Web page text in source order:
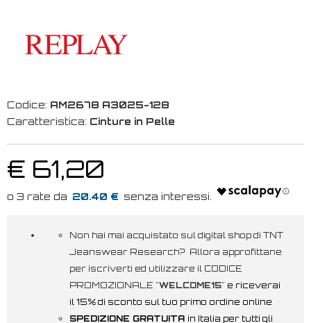
Codice: AM2678 A3025-128
Caratteristica: Cinture in Pelle
€ 61,20
20.40 €
Non hai mai acquistato sul digital shop di TNT
Jeanswear Research? Allora approfittane
per iscriverti ed utilizzare il CODICE
PROMOZIONALE "WELCOME15" e riceverai
il 15% di sconto sul tuo primo ordine online
SPEDIZIONE GRATUITA in Italia per tutti gli